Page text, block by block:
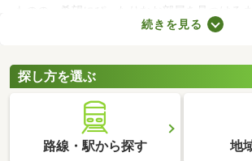
ものの、希望にぴったりなお部屋を見つける
ます。ここでは、費用重視の方におすすめの
るお部屋を探してみましょう。
続きを見る
探し方を選ぶ
路線・駅から探す 地